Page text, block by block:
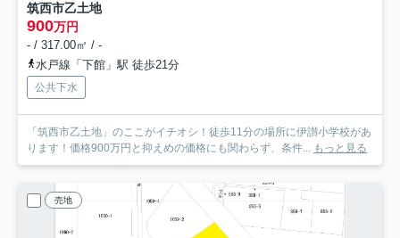
筑西市乙土地
900万円
- / 317.00㎡ / -
水戸線「下館」駅 徒歩21分
公共下水
「筑西市乙土地」のここがイチオシ！徒歩11分の場所に伊讃小学校があ
ります！価格900万円と抑えめの価格にも関わらず、条件... もっと見る
売地